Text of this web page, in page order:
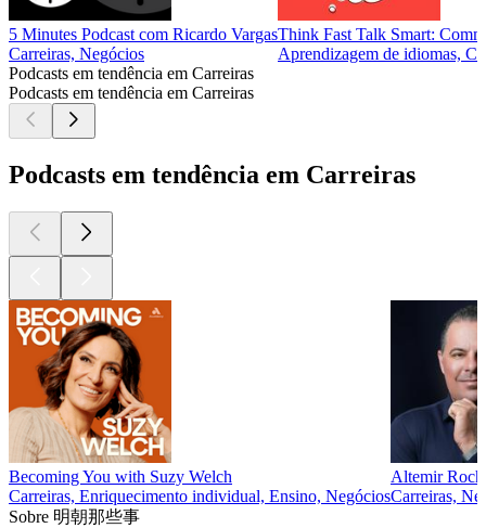
5 Minutes Podcast com Ricardo Vargas
Carreiras, Negócios
Think Fast Talk Smart:
Aprendizagem de idiomas,
Podcasts em tendência em Carreiras
Podcasts em tendência em Carreiras
Podcasts em tendência em Carreiras
Becoming You with Suzy Welch
Carreiras, Enriquecimento individual, Ensino, Negócios
Altemir
Carreiras,
Sobre 明朝那些事